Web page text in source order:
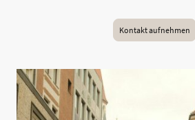
Kontakt aufnehmen